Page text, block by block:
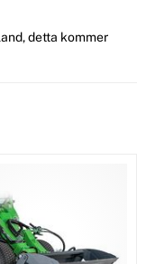
detta kommer